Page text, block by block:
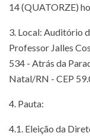
14 (QUATORZE)
3. Local: Auditório
Professor Jalles
534 - Atrás da
Natal/RN - CEP
4. Pauta:
4.1. Eleição da